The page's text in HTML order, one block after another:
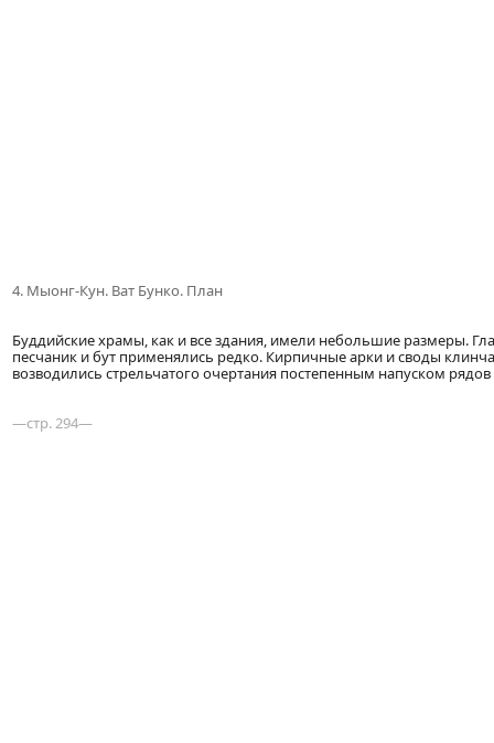
4. Мыонг-Кун. Ват Бунко. План
Буддийские храмы, как и все здания, имели небольшие размеры.
песчаник и бут применялись редко. Кирпичные арки и своды
возводились стрельчатого очертания постепенным напуском
—стр. 294—